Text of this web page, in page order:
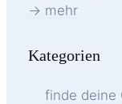
-> mehr
Kategorien
finde deine